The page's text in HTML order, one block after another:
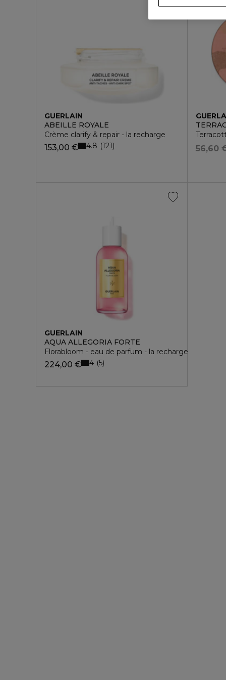
GUERLAIN
ABEILLE ROYALE
Crème clarify & repair - la recharge
153,00 € 4.8 121 56,60
GUERLAIN
AQUA ALLEGORIA FORTE
Florabloom - eau de parfum - la recharge
224,00 € 4 5